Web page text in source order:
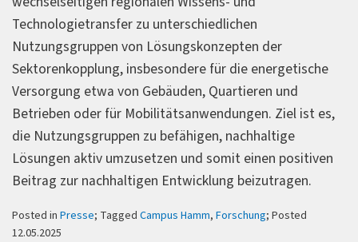
Technologietransfer zu unterschiedlichen
Nutzungsgruppen von Lösungskonzepten der
Sektorenkopplung, insbesondere für die energetische
Versorgung etwa von Gebäuden, Quartieren und
Betrieben oder für Mobilitäts­anwendungen. Ziel ist es,
die Nutzungsgruppen zu befähigen, nachhaltige
Lösungen aktiv umzusetzen und somit einen positiven
Beitrag zur nachhaltigen Entwicklung beizutragen.
Posted in Presse; Tagged Campus Hamm, Forschung; Posted
12.05.2025